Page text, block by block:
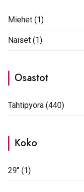
Miehet (1)
Naiset (1)
Osastot
Tähtipyörä (440)
Koko
29" (1)